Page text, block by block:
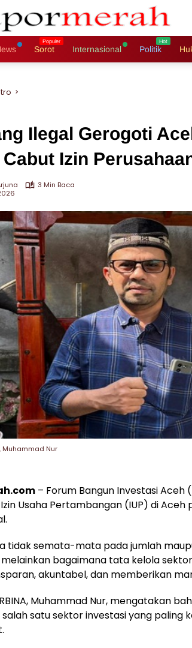
Sorot Internasional Politik
Ilegal Gerogoti
Izin
3 Min Baca
Muhammad Nur
– Forum Bangun Investasi Aceh
Usaha Pertambangan (IUP) di
tidak semata-mata pada jumlah
bagaimana tata kelola
akuntabel, dan memberikan
Muhammad Nur, mengatakan
satu sektor investasi yang paling